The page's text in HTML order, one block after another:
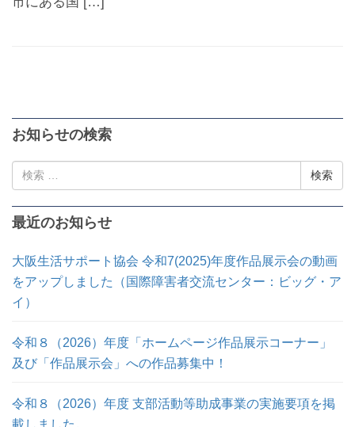
お知らせの検索
検
索:
最近のお知らせ
大阪生活サポート協会 令和7(2025)年度作品展示会の動画
をアップしました（国際障害者交流センター：ビッグ・ア
イ）
令和８（2026）年度「ホームページ作品展示コーナー」
及び「作品展示会」への作品募集中！
令和８（2026）年度 支部活動等助成事業の実施要項を掲
載しました。